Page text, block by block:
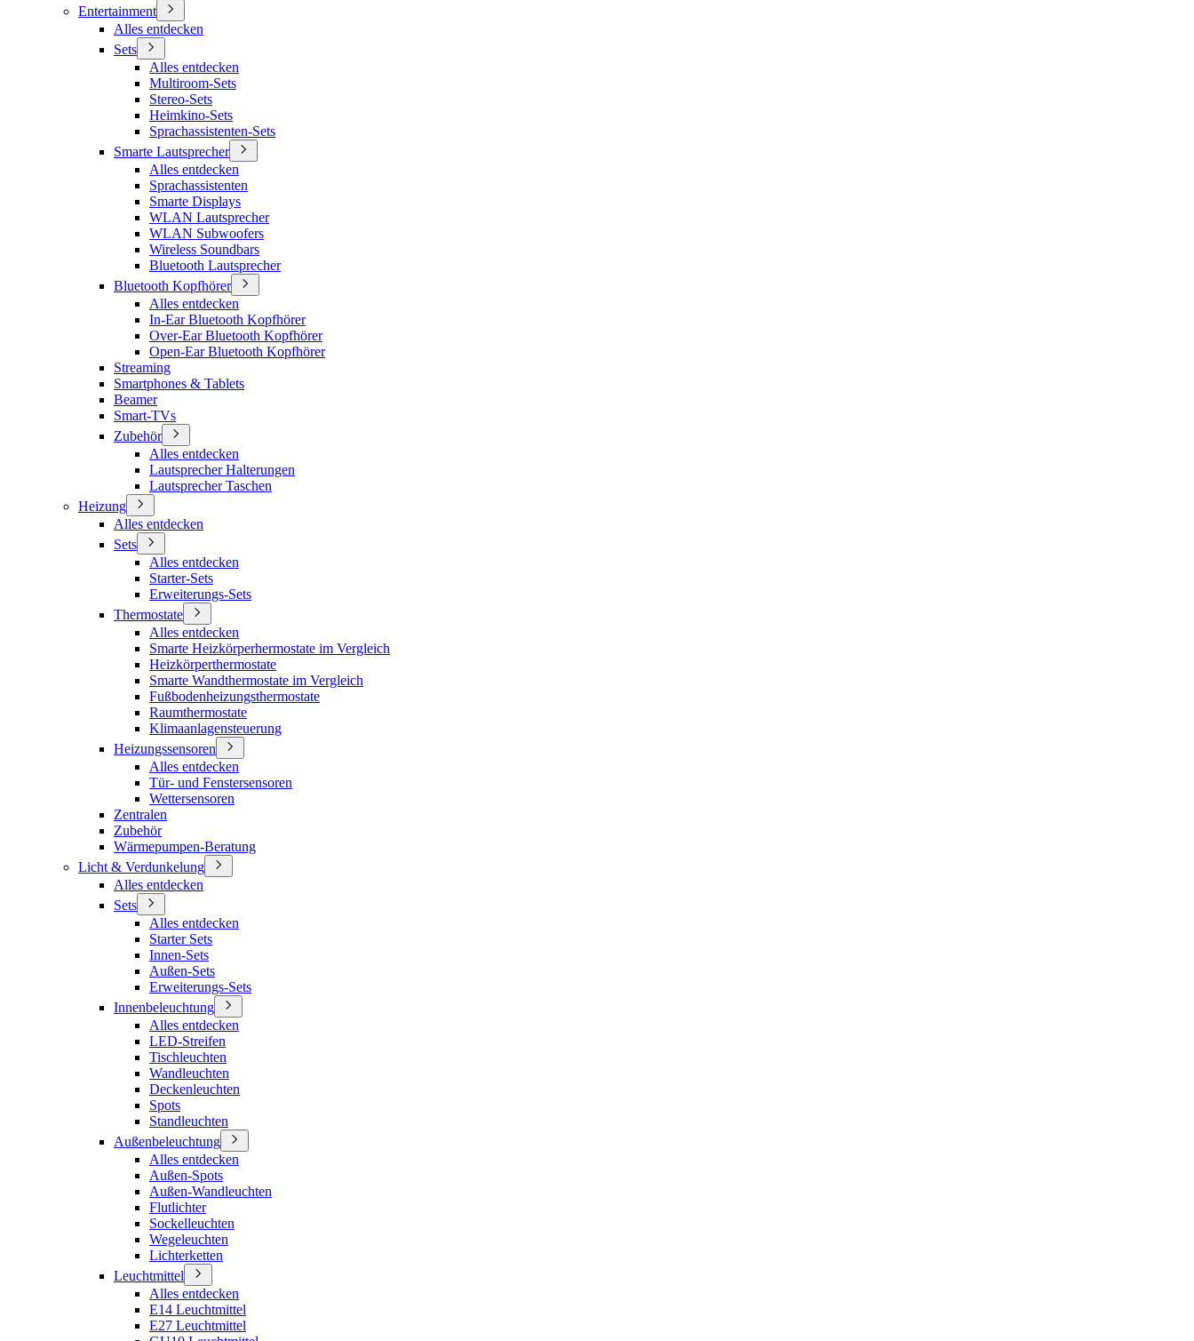
Entertainment
Alles entdecken
Sets
Alles entdecken
Multiroom-Sets
Stereo-Sets
Heimkino-Sets
Sprachassistenten-Sets
Smarte Lautsprecher
Alles entdecken
Sprachassistenten
Smarte Displays
WLAN Lautsprecher
WLAN Subwoofers
Wireless Soundbars
Bluetooth Lautsprecher
Bluetooth Kopfhörer
Alles entdecken
In-Ear Bluetooth Kopfhörer
Over-Ear Bluetooth Kopfhörer
Open-Ear Bluetooth Kopfhörer
Streaming
Smartphones & Tablets
Beamer
Smart-TVs
Zubehör
Alles entdecken
Lautsprecher Halterungen
Lautsprecher Taschen
Heizung
Alles entdecken
Sets
Alles entdecken
Starter-Sets
Erweiterungs-Sets
Thermostate
Alles entdecken
Smarte Heizkörperhermostate im Vergleich
Heizkörperthermostate
Smarte Wandthermostate im Vergleich
Fußbodenheizungsthermostate
Raumthermostate
Klimaanlagensteuerung
Heizungssensoren
Alles entdecken
Tür- und Fenstersensoren
Wettersensoren
Zentralen
Zubehör
Wärmepumpen-Beratung
Licht & Verdunkelung
Alles entdecken
Sets
Alles entdecken
Starter Sets
Innen-Sets
Außen-Sets
Erweiterungs-Sets
Innenbeleuchtung
Alles entdecken
LED-Streifen
Tischleuchten
Wandleuchten
Deckenleuchten
Spots
Standleuchten
Außenbeleuchtung
Alles entdecken
Außen-Spots
Außen-Wandleuchten
Flutlichter
Sockelleuchten
Wegeleuchten
Lichterketten
Leuchtmittel
Alles entdecken
E14 Leuchtmittel
E27 Leuchtmittel